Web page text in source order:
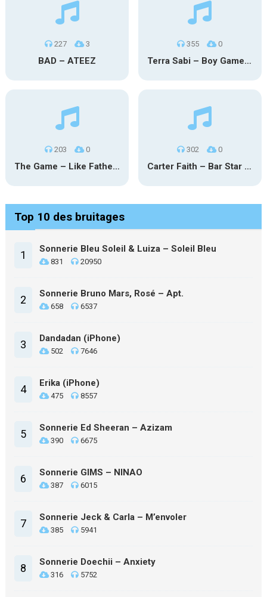
227 3
BAD – ATEEZ
355 0
Terra Sabi – Boy Game X Marcia Cruz
203 0
The Game – Like Father Like Daughter
302 0
Carter Faith – Bar Star Vevo
Top 10 des bruitages
1 Sonnerie Bleu Soleil & Luiza – Soleil Bleu
831 20950
2 Sonnerie Bruno Mars, Rosé – Apt.
658 6537
3 Dandadan (iPhone)
502 7646
4 Erika (iPhone)
475 8557
5 Sonnerie Ed Sheeran – Azizam
390 6675
6 Sonnerie GIMS – NINAO
387 6015
7 Sonnerie Jeck & Carla – M’envoler
385 5941
8 Sonnerie Doechii – Anxiety
316 5752